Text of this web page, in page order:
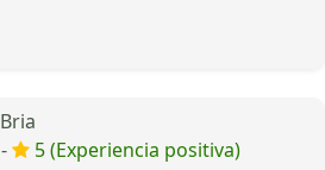
5 (Experiencia positiva)